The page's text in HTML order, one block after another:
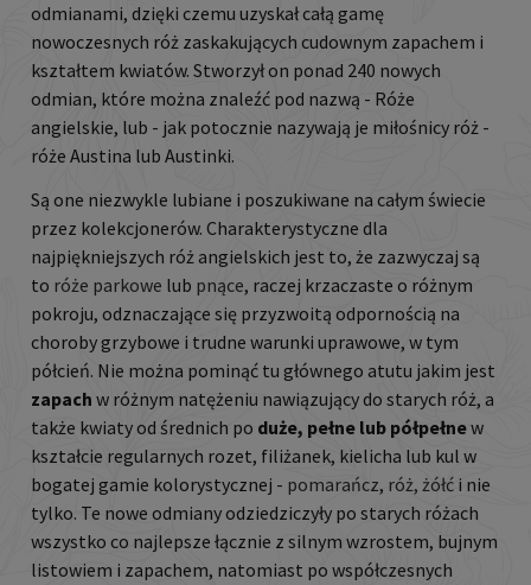
odmianami, dzięki czemu uzyskał całą gamę
nowoczesnych róż zaskakujących cudownym zapachem i
kształtem kwiatów. Stworzył on ponad 240 nowych
odmian, które można znaleźć pod nazwą - Róże
angielskie, lub - jak potocznie nazywają je miłośnicy róż -
róże Austina lub Austinki.
Są one niezwykle lubiane i poszukiwane na całym świecie
przez kolekcjonerów. Charakterystyczne dla
najpiękniejszych róż angielskich jest to, że zazwyczaj są
to róże parkowe lub pnące, raczej krzaczaste o różnym
pokroju, odznaczające się przyzwoitą odpornością na
choroby grzybowe i trudne warunki uprawowe, w tym
półcień. Nie można pominąć tu głównego atutu jakim jest
zapach w różnym natężeniu nawiązujący do starych róż, a
także kwiaty od średnich po duże, pełne lub półpełnew
kształcie regularnych rozet, filiżanek, kielicha lub kul w
bogatej gamie kolorystycznej - pomarańcz, róż, żółć i nie
tylko. Te nowe odmiany odziedziczyły po starych różach
wszystko co najlepsze łącznie z silnym wzrostem, bujnym
listowiem i zapachem, natomiast po współczesnych